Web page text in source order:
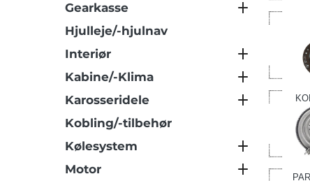
Gearkasse
Hjulleje/-hjulnav
Interiør
Kabine/-Klima
Karosseridele
Kobling/-tilbehør
Kølesystem
Motor